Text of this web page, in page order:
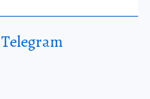
Telegram